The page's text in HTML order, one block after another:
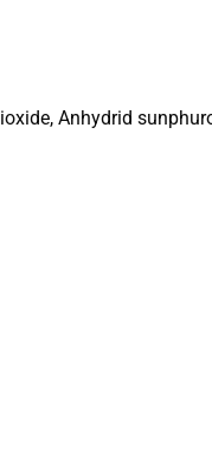
Anhydrid